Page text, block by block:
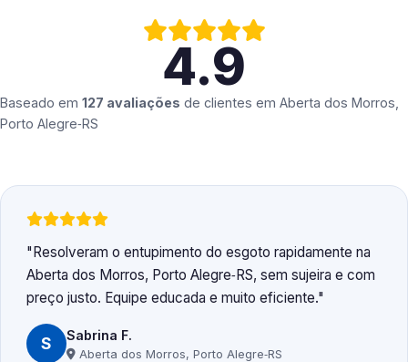
4.9
Baseado em 127 avaliações de clientes em Aberta dos Morros,
Porto Alegre‑RS
Resolveram o entupimento do esgoto rapidamente na
Aberta dos Morros, Porto Alegre‑RS, sem sujeira e com
preço justo. Equipe educada e muito eficiente.
S Sabrina F.
Aberta dos Morros, Porto Alegre‑RS